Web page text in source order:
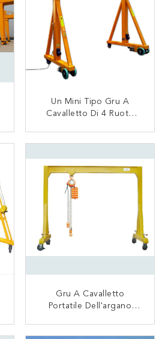
Un Mini Tipo Gru A
Cavalletto Di 4 Ruote
CONTATTACI
Gru A Cavalletto
Portatile Dell'argano
CONTATTACI